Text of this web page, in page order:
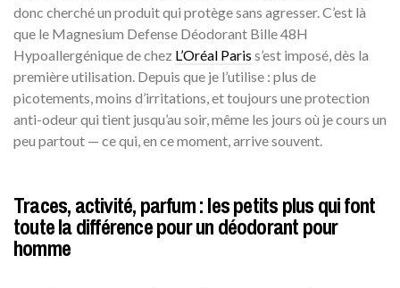
donc cherché un produit qui protège sans agresser. C’est là
que le Magnesium Defense Déodorant Bille 48H
Hypoallergénique de chez L’Oréal Paris s’est imposé, dès la
première utilisation. Depuis que je l’utilise : plus de
picotements, moins d’irritations, et toujours une protection
anti-odeur qui tient jusqu’au soir, même les jours où je cours un
peu partout — ce qui, en ce moment, arrive souvent.
Traces, activité, parfum : les petits plus qui font
toute la différence pour un déodorant pour
homme